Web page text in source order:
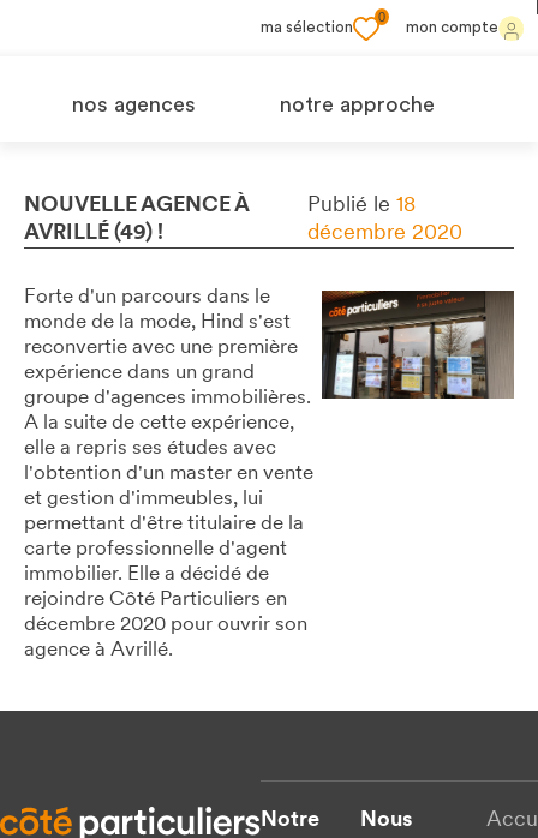
ma sélection
0
mon compte
nos agences notre approche
NOUVELLE AGENCE À
AVRILLÉ (49) !
Publié le 18
décembre 2020
Forte d'un parcours dans le
monde de la mode, Hind s'est
reconvertie avec une première
expérience dans un grand
groupe d'agences immobilières.
A la suite de cette expérience,
elle a repris ses études avec
l'obtention d'un master en vente
et gestion d'immeubles, lui
permettant d'être titulaire de la
carte professionnelle d'agent
immobilier. Elle a décidé de
rejoindre Côté Particuliers en
décembre 2020 pour ouvrir son
agence à Avrillé.
Notre
Nous